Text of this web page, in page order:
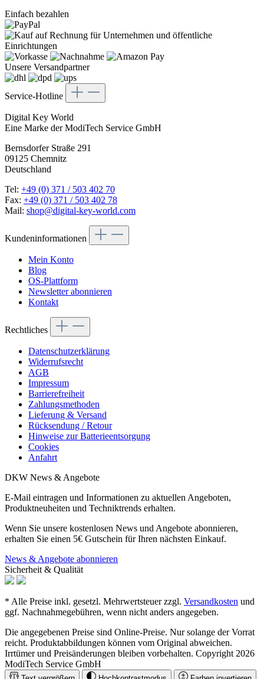
Einfach bezahlen
Unsere Versandpartner
Service-Hotline
Digital Key World
Eine Marke der ModiTech Service GmbH
Bernsdorfer Straße 291
09125 Chemnitz
Deutschland
Tel: +49 (0) 371 / 503 402 70
Fax: +49 (0) 371 / 503 402 78
Mail: shop@digital-key-world.com
Kundeninformationen
Mein Konto
Blog
OS-Plattform
Newsletter abonnieren
Kontakt
Rechtliches
Datenschutzerklärung
Widerrufsrecht
AGB
Impressum
Barrierefreiheit
Zahlungsmethoden
Lieferung & Versand
Rücksendung / Retour
Hinweise zur Batterieentsorgung
Cookies
Anfahrt
DKW News & Angebote
E-Mail eintragen und Informationen zu aktuellen Angeboten,
Produktneuheiten und Techniktrends erhalten.
Wenn Sie unsere kostenlosen News und Angebote abonnieren,
erhalten Sie einen 5€ Gutschein für Ihren nächsten Einkauf.
News & Angebote abonnieren
Sicherheit & Qualität
* Alle Preise inkl. gesetzl. Mehrwertsteuer zzgl. Versandkosten und
ggf. Nachnahmegebühren, wenn nicht anders angegeben.
Die angegebenen Preise sind Online-Preise. Nur solange der Vorrat
reicht. Produktabbildungen können vom Original abweichen.
Irrtümer und Preisänderungen bleiben vorbehalten. Copyright 2026
ModiTech Service GmbH